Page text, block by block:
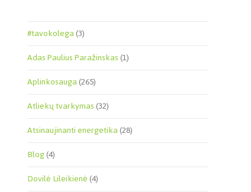
#tavokolega(3)
Adas Paulius Paražinskas(1)
Aplinkosauga(265)
Atliekų tvarkymas(32)
Atsinaujinanti energetika(28)
Blog(4)
Dovilė Lileikienė(4)